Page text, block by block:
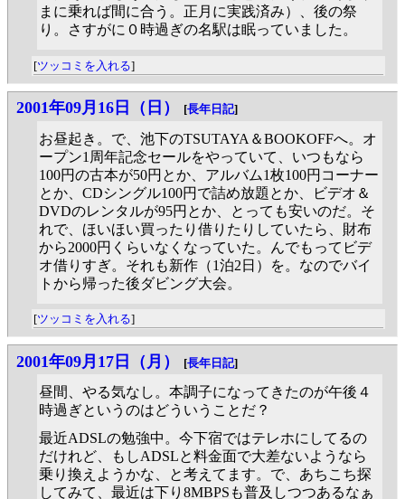
まに乗れば間に合う。正月に実践済み）、後の祭
り。さすがに０時過ぎの名駅は眠っていました。
[ツッコミを入れる]
2001年09月16日（日） [長年日記]
お昼起き。で、池下のTSUTAYA＆BOOKOFFへ。オ
ープン1周年記念セールをやっていて、いつもなら
100円の古本が50円とか、アルバム1枚100円コーナー
とか、CDシングル100円で詰め放題とか、ビデオ＆
DVDのレンタルが95円とか、とっても安いのだ。そ
れで、ほいほい買ったり借りたりしていたら、財布
から2000円くらいなくなっていた。んでもってビデ
オ借りすぎ。それも新作（1泊2日）を。なのでバイ
トから帰った後ダビング大会。
[ツッコミを入れる]
2001年09月17日（月） [長年日記]
昼間、やる気なし。本調子になってきたのが午後４
時過ぎというのはどういうことだ？
最近ADSLの勉強中。今下宿ではテレホにしてるの
だけれど、もしADSLと料金面で大差ないようなら
乗り換えようかな、と考えてます。で、あちこち探
してみて、最近は下り8MBPSも普及しつつあるなぁ